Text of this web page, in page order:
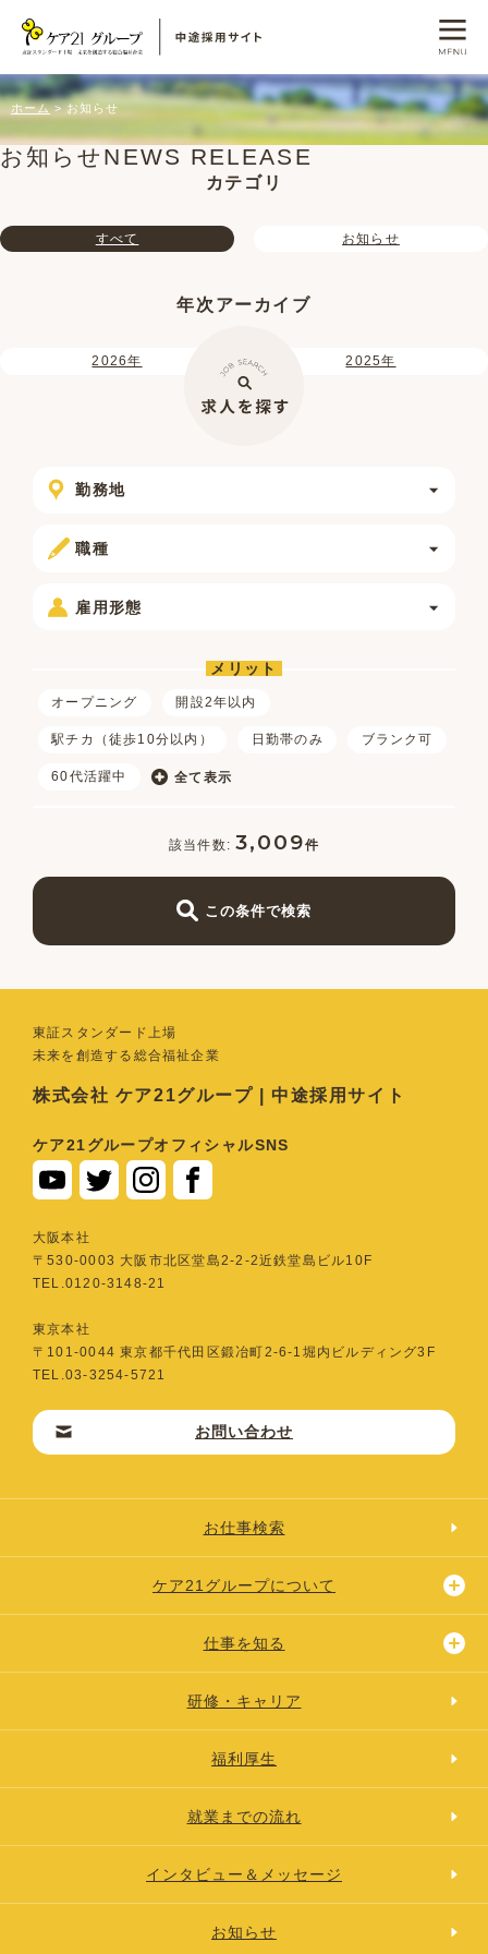
お知らせ NEWS RELEASE
ホーム お知らせ
カテゴリ
すべて お知らせ
年次アーカイブ
2026年 2025年
勤務地
職種
雇用形態
メリット
オープニング 開設2年以内
駅チカ（徒歩10分以内） 日勤帯のみ ブランク可
60代活躍中 全て表示
3,009件
この条件で検索
東証スタンダード上場
未来を創造する総合福祉企業
株式会社 ケア21グループ | 中途採用サイト
ケア21グループオフィシャルSNS
⼤阪本社
〒530-0003 ⼤阪市北区堂島2-2-2近鉄堂島ビル10F
TEL.0120-3148-21
東京本社
〒101-0044 東京都千代⽥区鍛冶町2-6-1堀内ビルディング3F
TEL.03-3254-5721
お問い合わせ
お仕事検索
ケア21グループについて
仕事を知る
研修・キャリア
福利厚生
就業までの流れ
インタビュー＆メッセージ
お知らせ